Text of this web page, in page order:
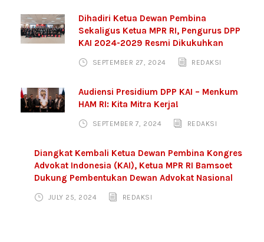
Dihadiri Ketua Dewan Pembina
Sekaligus Ketua MPR RI, Pengurus DPP
KAI 2024-2029 Resmi Dikukuhkan
SEPTEMBER 27, 2024 REDAKSI
Audiensi Presidium DPP KAI – Menkum
HAM RI: Kita Mitra Kerja!
SEPTEMBER 7, 2024 REDAKSI
Diangkat Kembali Ketua Dewan Pembina Kongres
Advokat Indonesia (KAI), Ketua MPR RI Bamsoet
Dukung Pembentukan Dewan Advokat Nasional
JULY 25, 2024 REDAKSI